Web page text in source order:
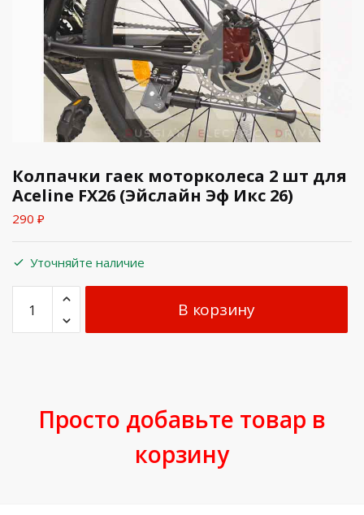
Колпачки гаек моторколеса 2 шт для
Aceline FX26 (Эйслайн Эф Икс 26)
290 ₽
Уточняйте наличие
В корзину
Просто добавьте товар в
корзину